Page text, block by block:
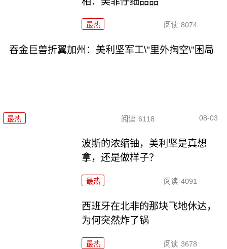
最热 阅读 8074
吞金巨兽折翼加州：美利坚军工\"里外掏空\"困局
最热 阅读 6118 08-03
波斯的浓缩铀，美利坚是真想
拿，还是做样子？
最热 阅读 4091
西班牙在北非的那块飞地休达，
为何突然炸了锅
最热 阅读 3678